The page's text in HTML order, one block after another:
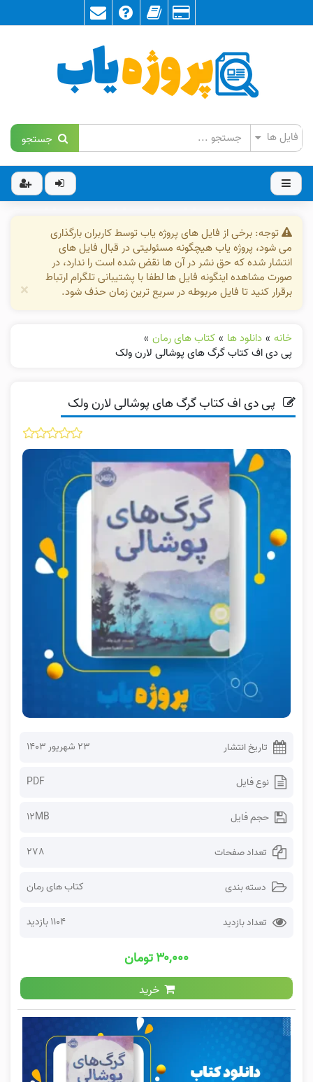
جستجو
توجه: برخی از فایل های پروژه یاب توسط کاربران بارگذاری
می شود، پروژه یاب هیچگونه مسئولیتی در قبال فایل های
انتشار شده که حق نشر در آن ها نقض شده است را ندارد، در
صورت مشاهده اینگونه فایل ها لطفا با پشتیبانی تلگرام ارتباط
برقرار کنید تا فایل مربوطه در سریع ترین زمان حذف شود.
×
خانه » دانلود ها » کتاب های رمان »
پی دی اف کتاب گرگ های پوشالی لارن ولک
پی دی اف کتاب گرگ های پوشالی لارن ولک
تاریخ انتشار ۲۳ شهریور ۱۴۰۳
نوع فایل PDF
حجم فایل 12MB
تعداد صفحات 278
دسته بندی کتاب های رمان
تعداد بازدید 1104 بازدید
۳۰,۰۰۰ تومان
خرید